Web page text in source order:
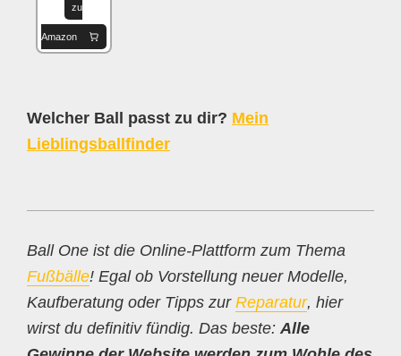
zu
Amazon
Welcher Ball passt zu dir? Mein
Lieblingsballfinder
Ball One ist die Online-Plattform zum Thema
Fußbälle! Egal ob Vorstellung neuer Modelle,
Kaufberatung oder Tipps zur Reparatur, hier
wirst du definitiv fündig. Das beste: Alle